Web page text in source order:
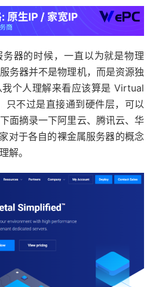
器的时候，一直以为就是物理
务器并不是物理机，而是资源独
个人理解来看应该算是 Virtual
不过是直接通到硬件层，可以
面摘录一下阿里云、腾讯云、华
对于各自的裸金属服务器的概念
解。